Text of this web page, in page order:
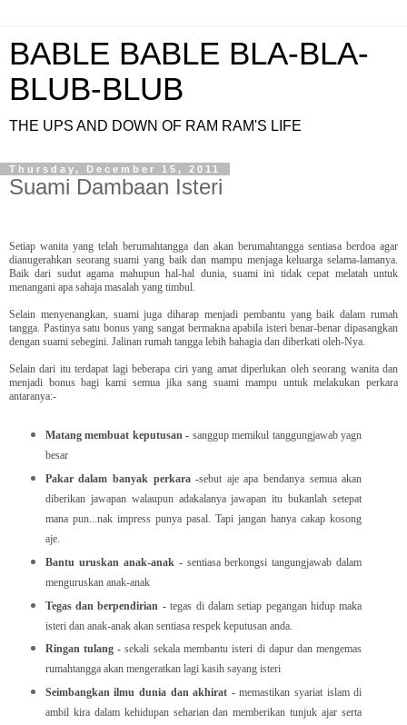
BABLE BABLE BLA-BLA-
BLUB-BLUB
THE UPS AND DOWN OF RAM RAM'S LIFE
Thursday, December 15, 2011
Suami Dambaan Isteri
Setiap wanita yang telah berumahtangga dan akan berumahtangga sentiasa berdoa agar
dianugerahkan seorang suami yang baik dan mampu menjaga keluarga selama-lamanya.
Baik dari sudut agama mahupun hal-hal dunia, suami ini tidak cepat melatah untuk
menangani apa sahaja masalah yang timbul.
Selain menyenangkan, suami juga diharap menjadi pembantu yang baik dalam rumah
tangga. Pastinya satu bonus yang sangat bermakna apabila isteri benar-benar dipasangkan
dengan suami sebegini. Jalinan rumah tangga lebih bahagia dan diberkati oleh-Nya.
Selain dari itu terdapat lagi beberapa ciri yang amat diperlukan oleh seorang wanita dan
menjadi bonus bagi kami semua jika sang suami mampu untuk melakukan perkara
antaranya:-
Matang membuat keputusan - sanggup memikul tanggungjawab yagn
besar
Pakar dalam banyak perkara -sebut aje apa bendanya semua akan
diberikan jawapan walaupun adakalanya jawapan itu bukanlah setepat
mana pun...nak impress punya pasal. Tapi jangan hanya cakap kosong
aje.
Bantu uruskan anak-anak - sentiasa berkongsi tangungjawab dalam
menguruskan anak-anak
Tegas dan berpendirian -tegas di dalam setiap pegangan hidup maka
isteri dan anak-anak akan sentiasa respek keputusan anda.
Ringan tulang - sekali sekala membantu isteri di dapur dan mengemas
rumahtangga akan mengeratkan lagi kasih sayang isteri
Seimbangkan ilmu dunia dan akhirat -memastikan syariat islam di
ambil kira dalam kehidupan seharian dan memberikan tunjuk ajar serta